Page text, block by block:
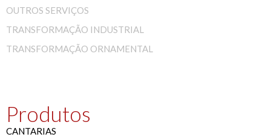
OUTROS SERVIÇOS
TRANSFORMAÇÃO INDUSTRIAL
TRANSFORMAÇÃO ORNAMENTAL
Produtos
CANTARIAS